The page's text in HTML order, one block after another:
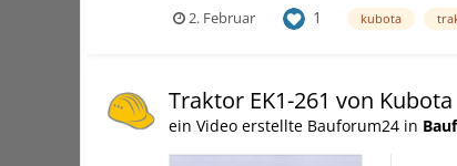
2. Februar
1 kubota
Traktor EK1-261 von Kubota
ein Video erstellte Bauforum24 in